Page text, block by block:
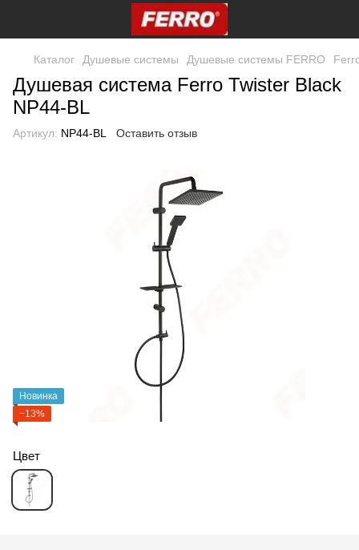
Каталог Душевые системы Душевые системы FERRO
Душевая система Ferro Twister Black
NP44-BL
Артикул: NP44-BL Оставить отзыв
Новинка
−13%
Цвет